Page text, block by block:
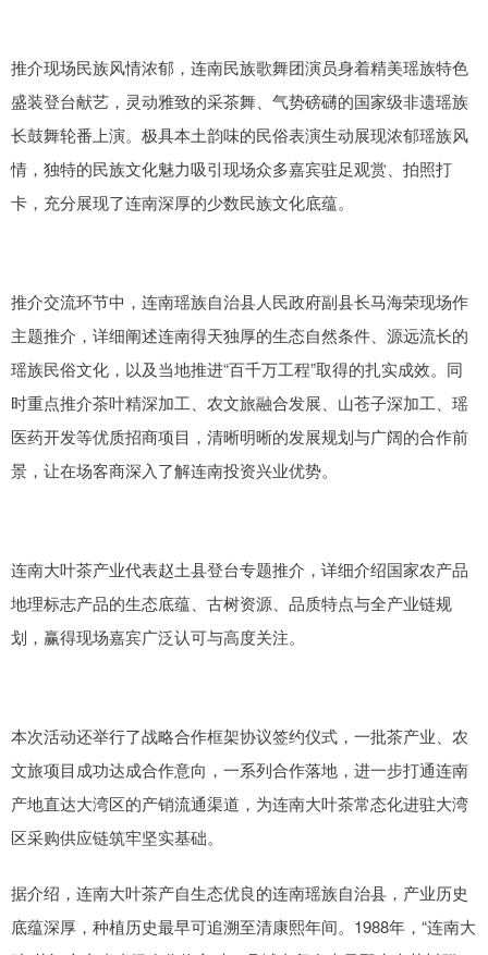
推介现场民族风情浓郁，连南民族歌舞团演员身着精美瑶族特色
盛装登台献艺，灵动雅致的采茶舞、气势磅礴的国家级非遗瑶族
长鼓舞轮番上演。极具本土韵味的民俗表演生动展现浓郁瑶族风
情，独特的民族文化魅力吸引现场众多嘉宾驻足观赏、拍照打
卡，充分展现了连南深厚的少数民族文化底蕴。
推介交流环节中，连南瑶族自治县人民政府副县长马海荣现场作
主题推介，详细阐述连南得天独厚的生态自然条件、源远流长的
瑶族民俗文化，以及当地推进“百千万工程”取得的扎实成效。同
时重点推介茶叶精深加工、农文旅融合发展、山苍子深加工、瑶
医药开发等优质招商项目，清晰明晰的发展规划与广阔的合作前
景，让在场客商深入了解连南投资兴业优势。
连南大叶茶产业代表赵土县登台专题推介，详细介绍国家农产品
地理标志产品的生态底蕴、古树资源、品质特点与全产业链规
划，赢得现场嘉宾广泛认可与高度关注。
本次活动还举行了战略合作框架协议签约仪式，一批茶产业、农
文旅项目成功达成合作意向，一系列合作落地，进一步打通连南
产地直达大湾区的产销流通渠道，为连南大叶茶常态化进驻大湾
区采购供应链筑牢坚实基础。
据介绍，连南大叶茶产自生态优良的连南瑶族自治县，产业历史
底蕴深厚，种植历史最早可追溯至清康熙年间。1988年，“连南大